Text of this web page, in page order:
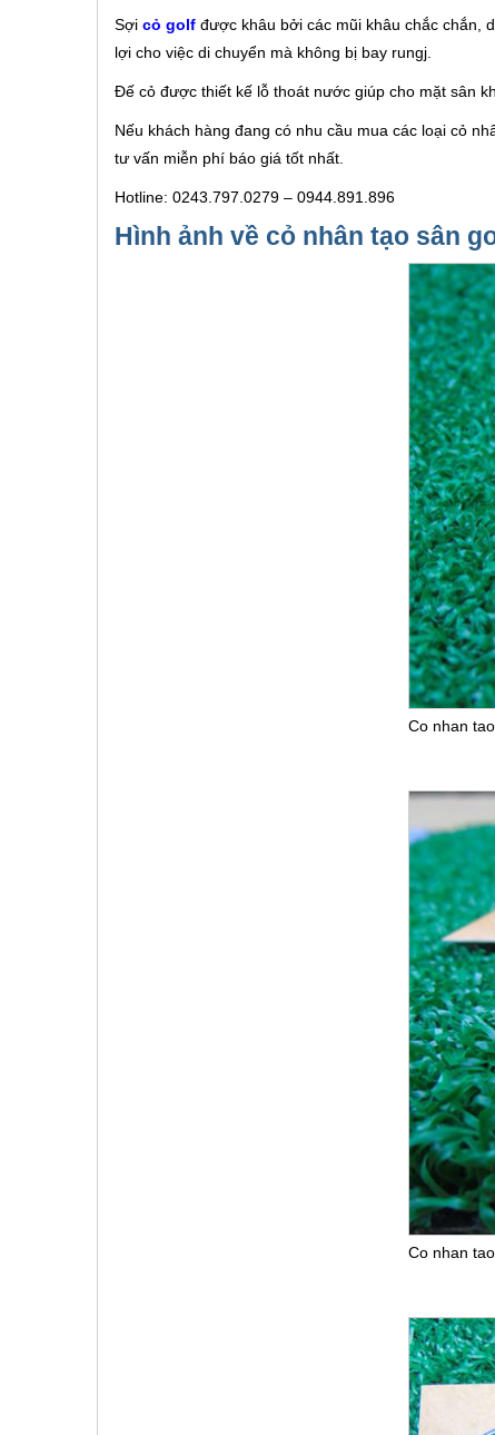
Sợi cỏ golf được khâu bởi các mũi khâu chắc chắn,
lợi cho việc di chuyển mà không bị bay rungj.
Đế cỏ được thiết kế lỗ thoát nước giúp cho mặt sân
Nếu khách hàng đang có nhu cầu mua các loại cỏ
tư vấn miễn phí báo giá tốt nhất.
Hotline: 0243.797.0279 – 0944.891.896
Hình ảnh về cỏ nhân tạo sân
Co nhan
Co nhan